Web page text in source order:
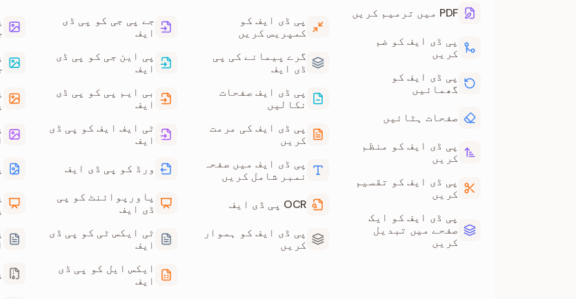
PDF میں ترمیم کریں
پی ڈی ایف کو ضم
کریں
پی ڈی ایف کو
گھمائیں
صفحات ہٹائیں
پی ڈی ایف کو منظم
کریں
پی ڈی ایف کو تقسیم
کریں
پی ڈی ایف کو ایک
صفحے میں تبدیل
کریں
پی ڈی ایف کو
کمپریس کریں
گرے پیمانے کی پی
ڈی ایف
پی ڈی ایف صفحات
نکالیں
پی ڈی ایف کی مرمت
کریں
پی ڈی ایف میں صفحہ
نمبر شامل کریں
OCR پی ڈی ایف
پی ڈی ایف کو ہموار
کریں
جے پی جی کو پی ڈی
ایف
پی این جی کو پی ڈی
ایف
بی ایم پی کو پی ڈی
ایف
ٹی ایف ایف کو پی ڈی
ایف
ورڈ کو پی ڈی ایف
پاورپوائنٹ کو پی
ڈی ایف
ٹی ایکس ٹی کو پی ڈی
ایف
ایکس ایل کو پی ڈی
ایف